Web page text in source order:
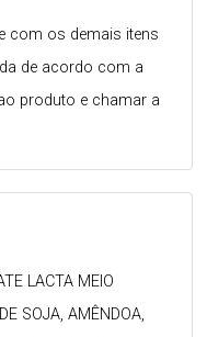
LACTA MEIO
SOJA, AMÊNDOA,
com os demais itens
de acordo com a
produto e chamar a